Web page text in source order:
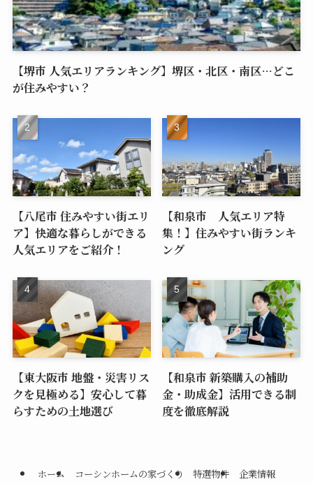
【堺市 人気エリアランキング】堺区・北区・南区…どこ
が住みやすい？
【八尾市 住みやすい街エリ
ア】快適な暮らしができる
人気エリアをご紹介！
【和泉市 人気エリア特
集！】住みやすい街ランキ
ング
【東大阪市 地盤・災害リス
クを見極める】安心して暮
らすための土地選び
【和泉市 新築購入の補助
金・助成金】活用できる制
度を徹底解説
ホーム コーシンホームの家づくり 特選物件
企業情報